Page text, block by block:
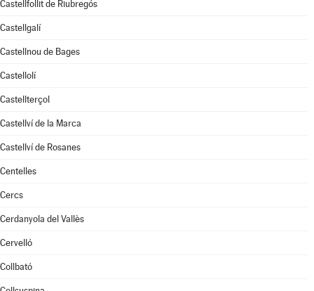
Castellfollit de Riubregós
Castellgalí
Castellnou de Bages
Castellolí
Castellterçol
Castellví de la Marca
Castellví de Rosanes
Centelles
Cercs
Cerdanyola del Vallès
Cervelló
Collbató